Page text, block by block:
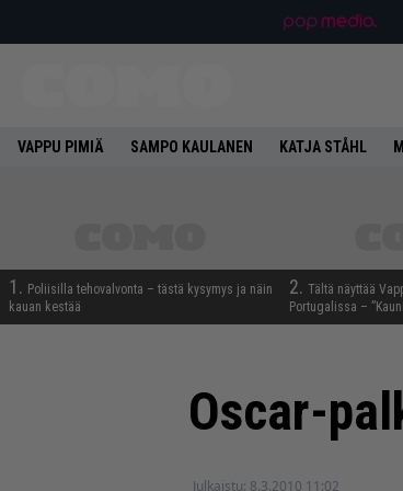
VAPPU PIMIÄ SAMPO KAULANEN KATJA STÅHL
1. Poliisilla tehovalvonta – tästä kysymys ja näin
kauan kestää
2. Tältä näyttää
Portugalissa –
Oscar-
Julkaistu: 8.3.2010 11:02